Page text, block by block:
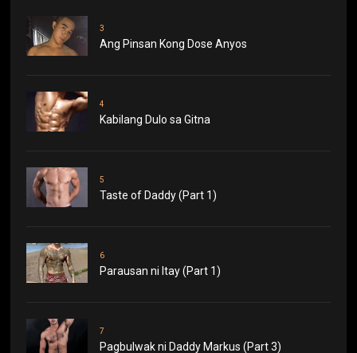
3
Ang Pinsan Kong Dose Anyos
4
Kabilang Dulo sa Gitna
5
Taste of Daddy (Part 1)
6
Parausan ni Itay (Part 1)
7
Pagbulwak ni Daddy Markus (Part 3)